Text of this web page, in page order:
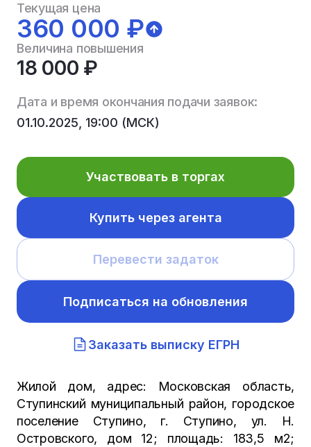
Текущая цена
360 000 ₽
Величина повышения
18 000 ₽
Дата и время окончания подачи заявок:
01.10.2025, 19:00 (МСК)
Участвовать в торгах
Купить через агента
Перевести задаток
Подписаться на обновления
Заказать выписку ЕГРН
Жилой дом, адрес: Московская область,
Ступинский муниципальный район, городское
поселение Ступино, г. Ступино, ул. Н.
Островского, дом 12; площадь: 183,5 м2;